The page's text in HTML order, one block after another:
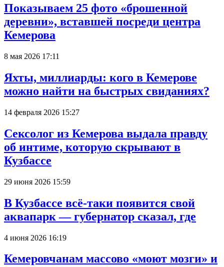
Показываем 25 фото «брошенной
деревни», вставшей посреди центра
Кемерова
8 мая 2026 17:11
Яхты, миллиарды: кого в Кемерове
можно найти на быстрых свиданиях?
14 февраля 2026 15:27
Сексолог из Кемерова выдала правду
об интиме, которую скрывают в
Кузбассе
29 июня 2026 15:59
В Кузбассе всё-таки появится свой
аквапарк — губернатор сказал, где
4 июня 2026 16:19
Кемеровчанам массово «моют мозги» и